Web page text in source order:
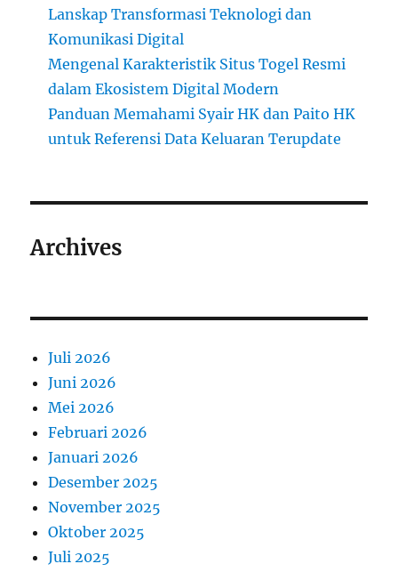
Lanskap Transformasi Teknologi dan
Komunikasi Digital
Mengenal Karakteristik Situs Togel Resmi
dalam Ekosistem Digital Modern
Panduan Memahami Syair HK dan Paito HK
untuk Referensi Data Keluaran Terupdate
Archives
Juli 2026
Juni 2026
Mei 2026
Februari 2026
Januari 2026
Desember 2025
November 2025
Oktober 2025
Juli 2025